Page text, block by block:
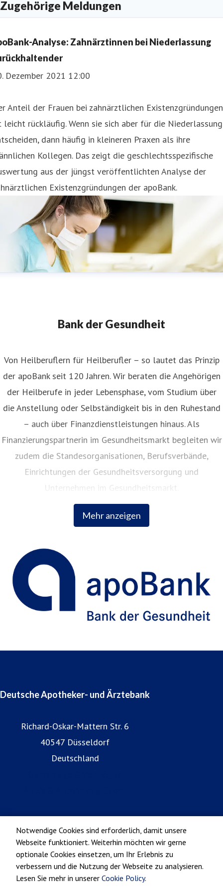
Notwendige Cookies sind erforderlich, damit unsere
Webseite funktioniert. Weiterhin möchten wir gerne
optionale Cookies einsetzen, um Ihr Erlebnis zu
verbessern und die Nutzung der Webseite zu analysieren.
Lesen Sie mehr in unserer Cookie Policy.
Pressesprecherin anita.widera@apobank.de
Zugehörige Meldungen
Analyse: Zahnärztinnen bei Niederlassung
Dezember 2021 12:00
Anteil der Frauen bei zahnärztlichen Existenzgründungen
leicht rückläufig. Wenn sie sich aber für die Niederlassung
dann häufig in kleineren Praxen als ihre
Kollegen. Das zeigt die geschlechtsspezifische
aus der jüngst veröffentlichten Analyse der
Existenzgründungen der apoBank.
Bank der Gesundheit
Mehr anzeigen
Von Heilberuflern für Heilberufler – so lautet das Prinzip
der apoBank seit 120 Jahren. Wir beraten die Angehörigen
der Heilberufe in jeder Lebensphase, vom Studium über
die Anstellung oder Selbständigkeit bis in den Ruhestand
– auch über Finanzdienstleistungen hinaus. Als
Finanzierungspartnerin im Gesundheitsmarkt begleiten wir
zudem die Standesorganisationen, Berufsverbände,
Einrichtungen der Gesundheitsversorgung und
Unternehmen im Gesundheitsmarkt.
Deutsche Apotheker- und Ärztebank
Richard-Oskar-Mattern Str. 6
40547 Düsseldorf
Deutschland